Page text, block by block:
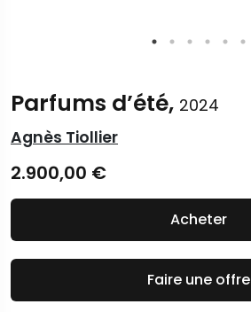
Parfums d’été, 2024
Agnès Tiollier
2.900,00 €
Faire une offre
Acheter